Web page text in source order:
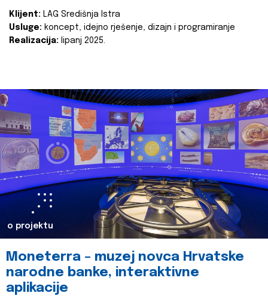
Klijent: LAG Središnja Istra
Usluge: koncept, idejno rješenje, dizajn i programiranje
Realizacija: lipanj 2025.
o projektu
Moneterra – muzej novca Hrvatske
narodne banke, interaktivne
aplikacije